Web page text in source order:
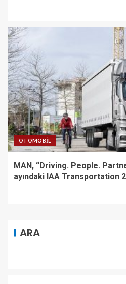
OTOMOBIL
MAN, “Driving. People.
ayındaki IAA Transportation
ARA